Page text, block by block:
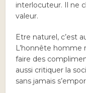
interlocuteur. Il ne
valeur.
Etre naturel, c’est
L’honnête homme
faire des
aussi critiquer la
sans jamais